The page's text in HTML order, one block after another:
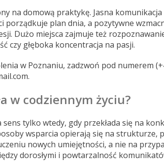
na domową praktykę. Jasna
porządkuje plan dnia, a pozytywne
Dużo miejsca zajmuje też
czy głęboka koncentracja na pasji.
w Poznaniu, zadzwoń pod numerem
w codziennym życiu?
tylko wtedy, gdy przekłada się na
wsparcia opierają się na strukturze,
nowych umiejętności, a nie na
dorosłymi i powtarzalność